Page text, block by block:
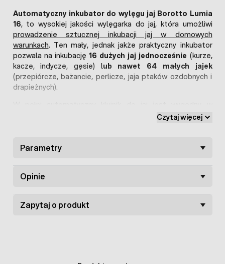
Automatyczny inkubator do wylęgu jaj Borotto Lumia
16, to wysokiej jakości wylęgarka do jaj, która umożliwi
prowadzenie sztucznej inkubacji jaj w domowych
warunkach. Ten mały, jednak jakże praktyczny inkubator
pozwala na inkubację 16 dużych jaj jednocześnie (kurze,
kacze, indycze, gęsie) lub nawet 64 małych jajek
(przepiórcze, bażancie, perlicze, jaja ptaków ozdobnych i
drapieżnych).
użytkowaniu dla hodowcy drobiu. Za automatyczny obrót
charakterystyczna tylko dla inkubatorów Borotto
. Takie
Czytaj więcej
Parametry
Opinie
Zapytaj o produkt